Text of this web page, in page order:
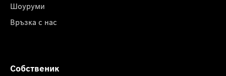
Шоуруми
Връзка с нас
Собственик